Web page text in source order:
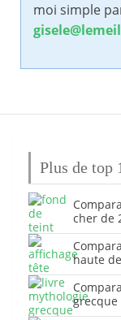
moi simple
Plus de top
cher de
haute
grecque